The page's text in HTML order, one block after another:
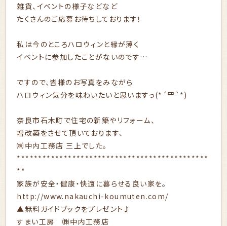
雑貨、イベントの様子などなど
たくさんのご応募お待ちしております！
私は今のところハロウィンと縁が薄く
イベントに参加したことがないのです…
ですので、皆様のお写真をみながら
ハロウィン気分を味わいたいと思いますっ(*´罒`*)
奈良市石木町で住宅の新築やリフォーム、
増改築をさせて頂いております、
㈱中内工務店 三上でした。
*********************************************
**
家族が安全・健康・快適に暮らせる良い家を。
http://www.nakauchi-koumuten.com/
▲無料ガイドブックをプレゼント♪
すまい工房 ㈱中内工務店